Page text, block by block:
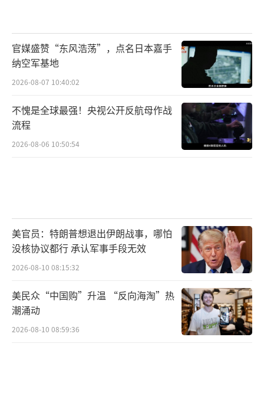
当地时间11月23日，美国白宫发布联合声
明称，美国与乌克兰代表团当天在瑞士日内瓦
就美方提出的结束俄乌冲突“28点”新计划举
行会谈。声明形容双方磋商“建设性、聚焦且
相互尊重”。
声明称，此轮会谈“成效显著”，双方在
全维护乌克兰的主权，并确保可持续的公正和
平。
美乌双方同意在未来数日继续就联合提案
展开密集工作，同时与欧洲伙伴保持紧密联
系，确保相关进程协调推进。
官媒盛赞“东风浩荡”，点名日本嘉手
纳空军基地
2026-08-07 10:40:02
不愧是全球最强！央视公开反航母作战
流程
2026-08-06 10:50:54
美官员：特朗普想退出伊朗战事，哪怕
没核协议都行 承认军事手段无效
2026-08-10 08:15:32
美民众“中国购”升温 “反向海淘”热
潮涌动
2026-08-10 08:59:36